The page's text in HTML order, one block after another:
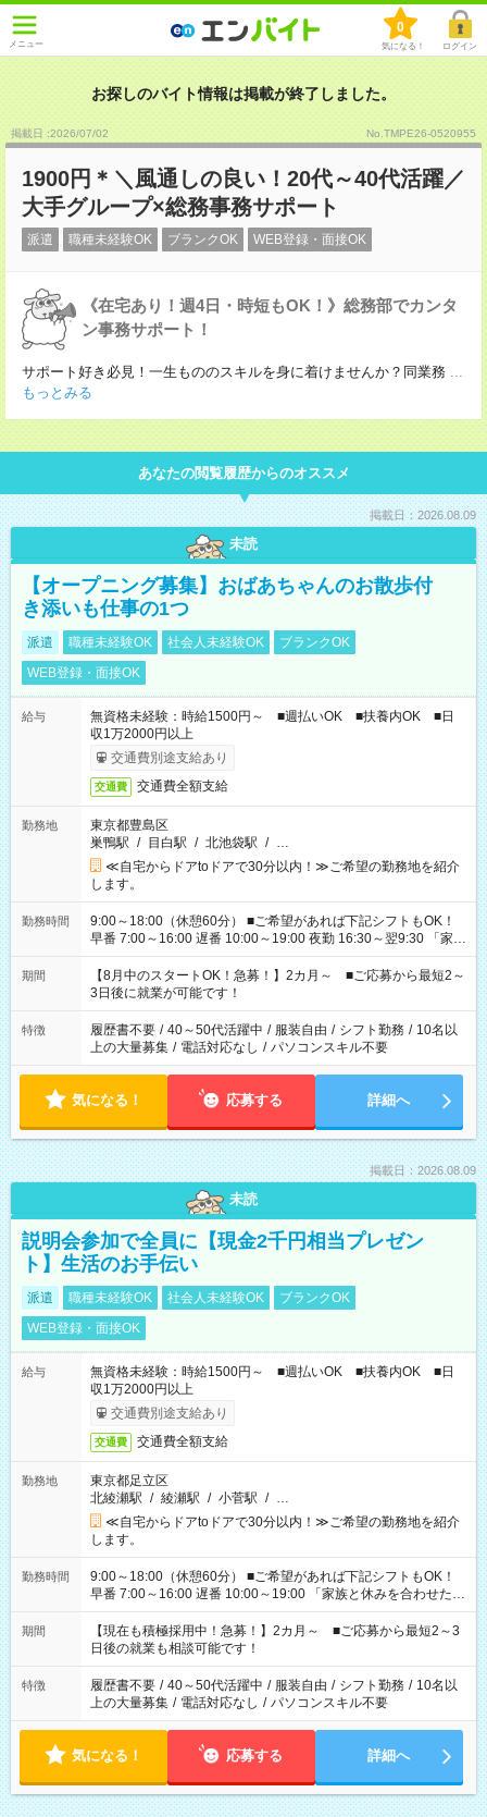
メニュー
0
気になる！ ログイン
お探しのバイト情報は掲載が終了しました。
掲載日 :2026/07/02 No.TMPE26-0520955
1900円＊＼風通しの良い！20代～40代活躍／
大手グループ×総務事務サポート
派遣 職種未経験OK ブランクOK WEB登録・面接OK
《在宅あり！週4日・時短もOK！》総務部でカンタ
ン事務サポート！
サポート好き必見！一生もののスキルを身に着けませんか？同業務 ...
もっとみる
あなたの閲覧履歴からのオススメ
掲載日：2026.08.09
未読
【オープニング募集】おばあちゃんのお散歩付
き添いも仕事の1つ
派遣 職種未経験OK 社会人未経験OK
ブランクOK
WEB登録・面接OK
給与
無資格未経験：時給1500円～ ■週払いOK ■扶養内OK ■日
収1万2000円以上
交通費別途支給あり
交通費 交通費全額支給
勤務地
東京都豊島区
巣鴨駅 / 目白駅 / 北池袋駅 / …
≪自宅からドアtoドアで30分以内！≫ご希望の勤務地を紹介
します。
勤務時間
9:00～18:00（休憩60分） ■ご希望があれば下記シフトもOK！
早番 7:00～16:00 遅番 10:00～19:00 夜勤 16:30～翌9:30 「家族
と休みを合わせたい」 「余裕を持って夕飯の準備がしたい」
「できれば残業はしたくない」 など、ご希望を教えてください
ね。 ※Wワーク希望の方へ 今ご覧のお仕事で希望する勤務時間
と、もう1つのお仕事の勤務時間。 合計で週40時間を超える場
合は応募できません。
期間
【8月中のスタートOK！急募！】2カ月～ ■ご応募から最短2～
3日後に就業が可能です！
特徴 履歴書不要 / 40～50代活躍中 / 服装自由 / シフト勤務 / 10名以
上の大量募集 / 電話対応なし / パソコンスキル不要
気になる！ 応募する 詳細へ
掲載日：2026.08.09
未読
説明会参加で全員に【現金2千円相当プレゼン
ト】生活のお手伝い
派遣 職種未経験OK 社会人未経験OK
ブランクOK
WEB登録・面接OK
給与
無資格未経験：時給1500円～ ■週払いOK ■扶養内OK ■日
収1万2000円以上
交通費別途支給あり
交通費 交通費全額支給
勤務地
東京都足立区
北綾瀬駅 / 綾瀬駅 / 小菅駅 / …
≪自宅からドアtoドアで30分以内！≫ご希望の勤務地を紹介
します。
勤務時間
9:00～18:00（休憩60分） ■ご希望があれば下記シフトもOK！
早番 7:00～16:00 遅番 10:00～19:00 「家族と休みを合わせた
い」 「余裕を持って夕飯の準備がしたい」 「できれば残業はし
たくない」 など、ご希望を教えてくださいね。 ※Wワーク希望
の方へ 今ご覧のお仕事で希望する勤務時間と、もう1つのお仕事
の勤務時間。 合計で週40時間を超える場合は応募できません。
期間
【現在も積極採用中！急募！】2カ月～ ■ご応募から最短2～3
日後の就業も相談可能です！
特徴 履歴書不要 / 40～50代活躍中 / 服装自由 / シフト勤務 / 10名以
上の大量募集 / 電話対応なし / パソコンスキル不要
気になる！ 応募する 詳細へ